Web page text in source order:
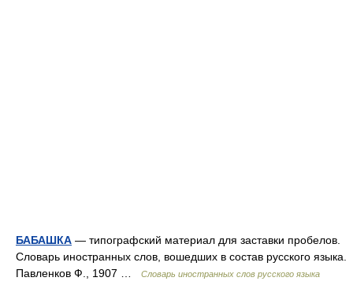
БАБАШКА — типографский материал для заставки пробелов.
Словарь иностранных слов, вошедших в состав русского языка.
Павленков Ф., 1907 …
Словарь иностранных слов русского языка